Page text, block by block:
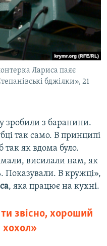
Лариса паяє
бджілки», 21
зробили з баранини.
так само. В принципі
як вдома було.
висилали нам, як
Показували. В кружці»,
, яка працює на кухні.
звісно, хороший